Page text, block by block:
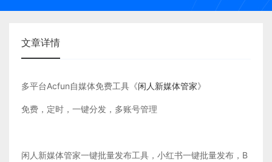
文章详情
多平台Acfun自媒体免费工具《闲人新媒体管家》
免费，定时，一键分发，多账号管理
闲人新媒体管家一键批量发布工具，小红书一键批量发布，B